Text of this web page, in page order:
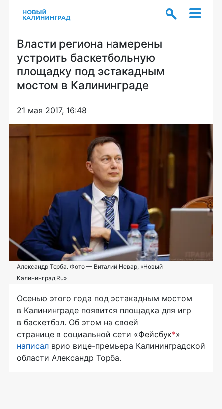
Власти региона намерены
устроить баскетбольную
площадку под эстакадным
мостом в Калининграде
21 мая 2017, 16:48
Александр Торба. Фото — Виталий Невар, «Новый
Калининград.Ru»
Осенью этого года под эстакадным мостом
в Калининграде появится площадка для игр
в баскетбол. Об этом на своей
странице в социальной сети «Фейсбук*»
написал врио вице-премьера Калининградской
области Александр Торба.